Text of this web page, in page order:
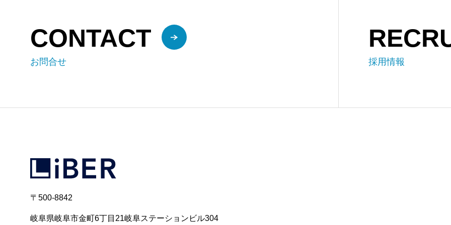
CONTACT
お問合せ 採用情報
〒500-8842
岐阜県岐阜市金町6丁目21岐阜ステーションビル304